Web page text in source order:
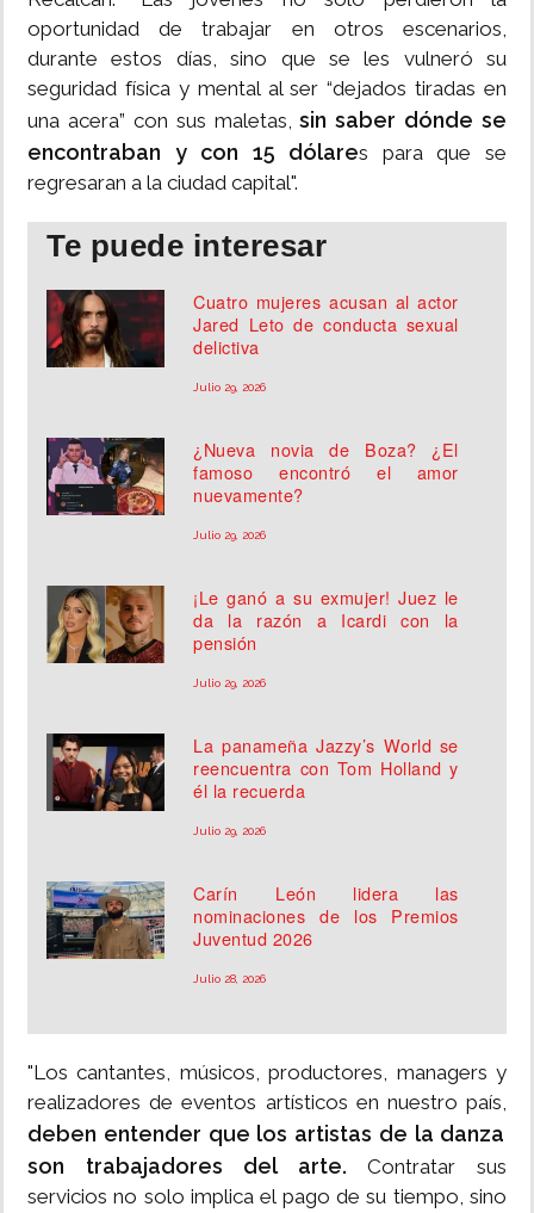
oportunidad de trabajar en otros escenarios,
durante estos días, sino que se les vulneró su
seguridad física y mental al ser “dejados tiradas en
una acera” con sus maletas, sin saber dónde se
encontraban y con 15 dólares para que se
regresaran a la ciudad capital".
Te puede interesar
Cuatro mujeres acusan al actor
Jared Leto de conducta sexual
delictiva
Julio 29, 2026
¿Nueva novia de Boza? ¿El
famoso encontró el amor
nuevamente?
Julio 29, 2026
¡Le ganó a su exmujer! Juez le
da la razón a Icardi con la
pensión
Julio 29, 2026
La panameña Jazzy’s World se
reencuentra con Tom Holland y
él la recuerda
Julio 29, 2026
Carín León lidera las
nominaciones de los Premios
Juventud 2026
Julio 28, 2026
"Los cantantes, músicos, productores, managers y
realizadores de eventos artísticos en nuestro país,
deben entender que los artistas de la danza
son trabajadores del arte. Contratar sus
servicios no solo implica el pago de su tiempo, sino